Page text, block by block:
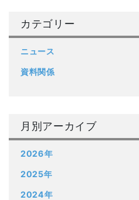
カテゴリー
ニュース
資料関係
月別アーカイブ
2026年
2025年
2024年